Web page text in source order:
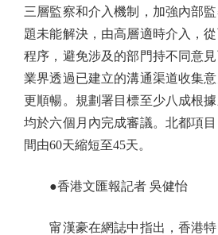
三層監察和介入機制，加強內部
題未能解決，由高層適時介入，
程序，避免涉及的部門持不同意
業界透過已建立的溝通渠道收集
更順暢。規劃署目標至少八成根
均於六個月內完成審議。北都項
間由60天縮短至45天。
●香港文匯報記者 吳健怡
甯漢豪在網誌中指出，香港特